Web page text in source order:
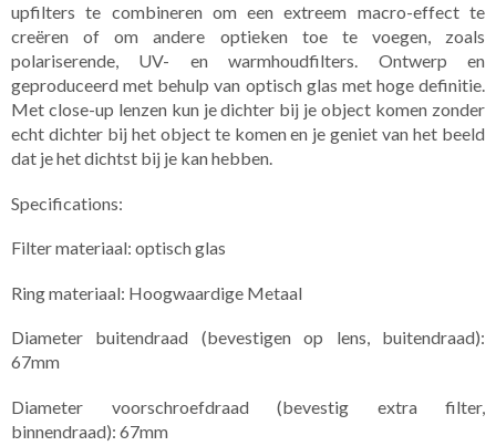
upfilters te combineren om een extreem macro-effect te
creëren of om andere optieken toe te voegen, zoals
polariserende, UV- en warmhoudfilters. Ontwerp en
geproduceerd met behulp van optisch glas met hoge definitie.
Met close-up lenzen kun je dichter bij je object komen zonder
echt dichter bij het object te komen en je geniet van het beeld
dat je het dichtst bij je kan hebben.
Specifications:
Filter materiaal: optisch glas
Ring materiaal: Hoogwaardige Metaal
Diameter buitendraad (bevestigen op lens, buitendraad):
67mm
Diameter voorschroefdraad (bevestig extra filter,
binnendraad): 67mm